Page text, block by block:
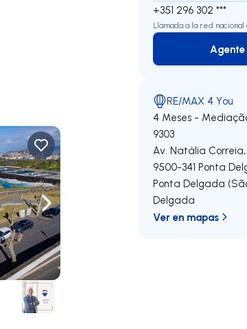
Navegar a la derecha
+351 296 302 ***
Llamada a la red
RE/MAX 4 You
4 Meses -
9303
Av. Natália Correia,
9500-341 Ponta
Ponta Delgada
Delgada
Ver en mapas